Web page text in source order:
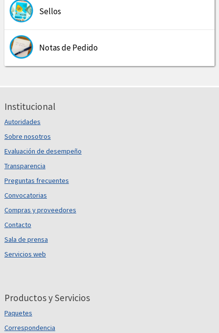
Sellos
Notas de Pedido
Institucional
Autoridades
Sobre nosotros
Evaluación de desempeño
Transparencia
Preguntas frecuentes
Convocatorias
Compras y proveedores
Contacto
Sala de prensa
Servicios web
Productos y Servicios
Paquetes
Correspondencia